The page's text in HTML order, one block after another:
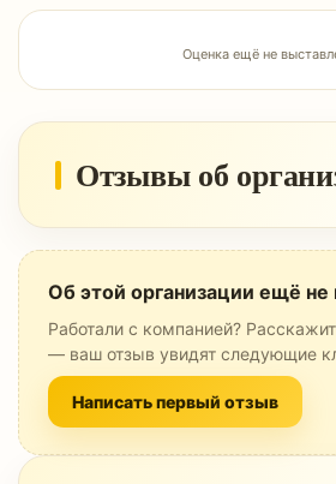
Оценка ещё не
Отзывы об
Об этой организации ещё не
Работали с компанией?
— ваш отзыв увидят следующие
Написать первый отзыв